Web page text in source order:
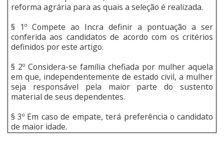
reforma agrária para as quais a seleção é realizada.
§ 1º Compete ao Incra definir a pontuação a ser
conferida aos candidatos de acordo com os critérios
definidos por este artigo.
§ 2º Considera-se família chefiada por mulher aquela
em que, independentemente de estado civil, a mulher
seja responsável pela maior parte do sustento
material de seus dependentes.
§ 3º Em caso de empate, terá preferência o candidato
de maior idade.